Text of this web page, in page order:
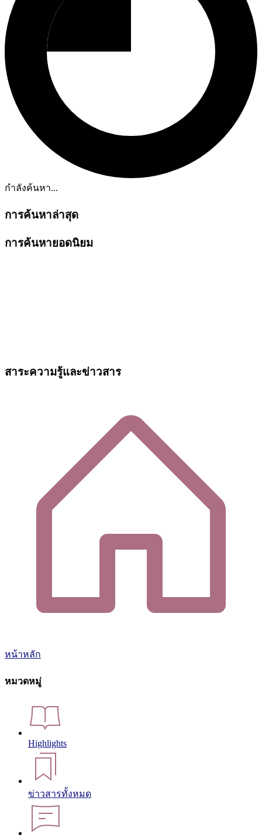
กำลังค้นหา...
การค้นหาล่าสุด
การค้นหายอดนิยม
สาระความรู้และข่าวสาร
หน้าหลัก
หมวดหมู่
Highlights
ข่าวสารทั้งหมด